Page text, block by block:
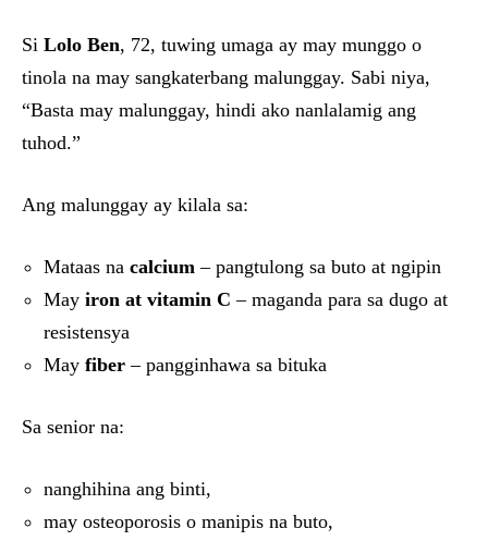
Si Lolo Ben, 72, tuwing umaga ay may munggo o
tinola na may sangkaterbang malunggay. Sabi niya,
“Basta may malunggay, hindi ako nanlalamig ang
tuhod.”
Ang malunggay ay kilala sa:
Mataas na calcium – pangtulong sa buto at ngipin
May iron at vitamin C – maganda para sa dugo at
resistensya
May fiber – pangginhawa sa bituka
Sa senior na:
nanghihina ang binti,
may osteoporosis o manipis na buto,